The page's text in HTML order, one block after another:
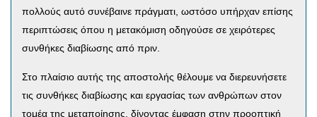
πολλούς αυτό συνέβαινε πράγματι, ωστόσο υπήρχαν επίσης
περιπτώσεις όπου η μετακόμιση οδηγούσε σε χειρότερες
συνθήκες διαβίωσης από πριν.
Στο πλαίσιο αυτής της αποστολής θέλουμε να διερευνήσετε
τις συνθήκες διαβίωσης και εργασίας των ανθρώπων στον
τομέα της μεταποίησης, δίνοντας έμφαση στην προοπτική